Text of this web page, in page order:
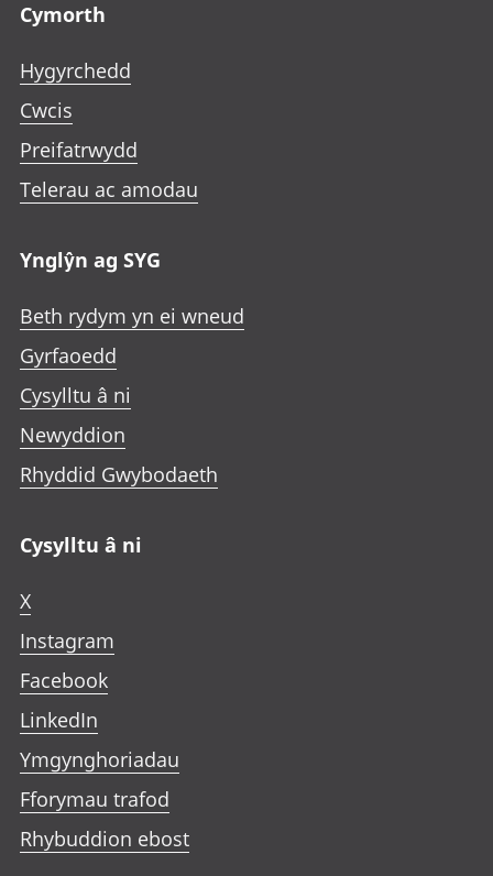
Cymorth
Hygyrchedd
Cwcis
Preifatrwydd
Telerau ac amodau
Ynglŷn ag SYG
Beth rydym yn ei wneud
Gyrfaoedd
Cysylltu â ni
Newyddion
Rhyddid Gwybodaeth
Cysylltu â ni
X
Instagram
Facebook
LinkedIn
Ymgynghoriadau
Fforymau trafod
Rhybuddion ebost